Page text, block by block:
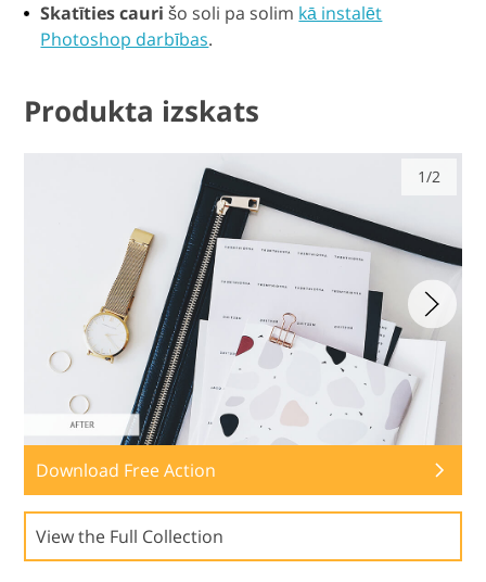
Skatīties cauri šo soli pa solim kā instalēt
Photoshop darbības.
Produkta izskats
1/2
Download Free Action
View the Full Collection